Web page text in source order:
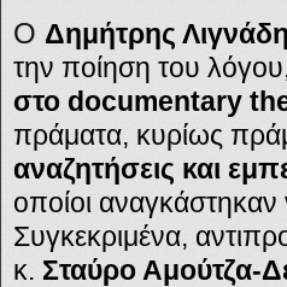
Ο Δημήτρης
την ποίηση του
στο documentary
πράματα, κυρίως
αναζητήσεις και
οποίοι
Συγκεκριμένα,
κ. Σταύρο Αμούτζα-